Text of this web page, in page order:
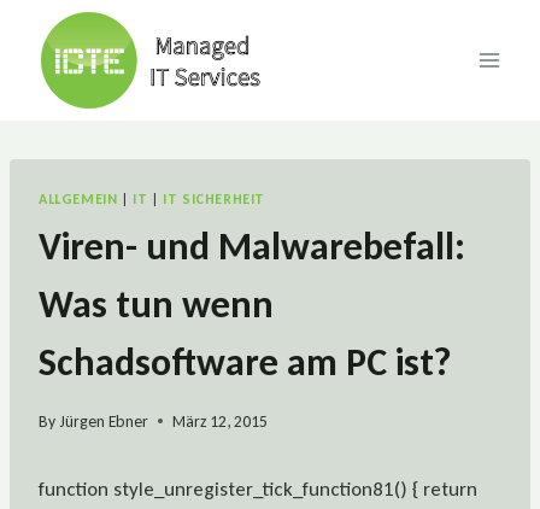
content
ALLGEMEIN IT IT SICHERHEIT
Viren- und Malwarebefall:
Was tun wenn
Schadsoftware am PC ist?
ByJürgen Ebner März 12, 2015
function style_unregister_tick_function81() { return